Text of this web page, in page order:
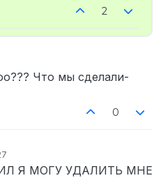
2
Что мы сделали-
0
Я МОГУ УДАЛИТЬ МНЕ